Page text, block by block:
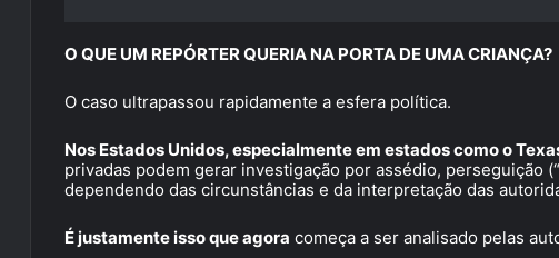
O QUE UM REPÓRTER QUERIA NA PORTA DE UMA CRIANÇA?
O caso ultrapassou rapidamente a esfera política.
Nos Estados Unidos, especialmente em estados como o
privadas podem gerar investigação por assédio, perseguição
dependendo das circunstâncias e da interpretação das
É justamente isso que agora começa a ser analisado pelas